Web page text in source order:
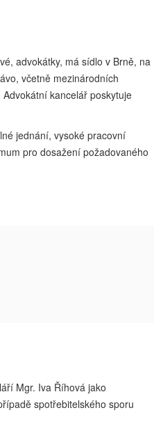
advokátky, má sídlo v Brně, na
včetně mezinárodních
kancelář poskytuje
jednání, vysoké pracovní
pro dosažení požadovaného
Mgr. Iva Říhová jako
spotřebitelského sporu